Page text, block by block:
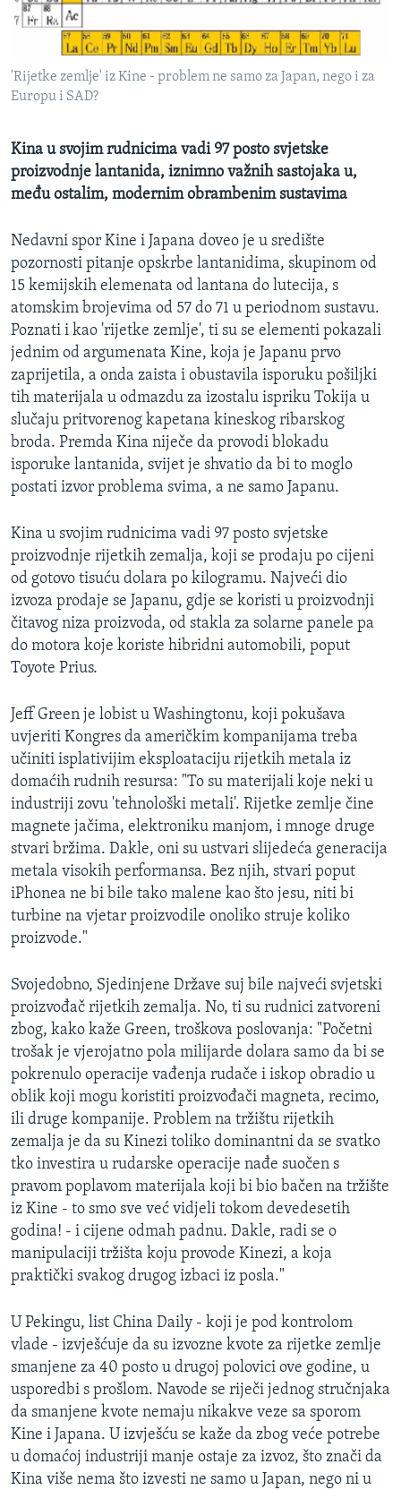
MAGAZIN
O GLASU AMERIKE
Learning English
PRATITE NAS
Jezici
'Rijetke zemlje' iz Kine - problem ne samo za Japan, nego i za
Europu i SAD?
Kina u svojim rudnicima vadi 97 posto svjetske
proizvodnje lantanida, iznimno važnih sastojaka u,
među ostalim, modernim obrambenim sustavima
Nedavni spor Kine i Japana doveo je u središte
pozornosti pitanje opskrbe lantanidima, skupinom od
15 kemijskih elemenata od lantana do lutecija, s
atomskim brojevima od 57 do 71 u periodnom sustavu.
Poznati i kao 'rijetke zemlje', ti su se elementi pokazali
jednim od argumenata Kine, koja je Japanu prvo
zaprijetila, a onda zaista i obustavila isporuku pošiljki
tih materijala u odmazdu za izostalu ispriku Tokija u
slučaju pritvorenog kapetana kineskog ribarskog
broda. Premda Kina niječe da provodi blokadu
isporuke lantanida, svijet je shvatio da bi to moglo
postati izvor problema svima, a ne samo Japanu.
Kina u svojim rudnicima vadi 97 posto svjetske
proizvodnje rijetkih zemalja, koji se prodaju po cijeni
od gotovo tisuću dolara po kilogramu. Najveći dio
izvoza prodaje se Japanu, gdje se koristi u proizvodnji
čitavog niza proizvoda, od stakla za solarne panele pa
do motora koje koriste hibridni automobili, poput
Toyote Prius.
Jeff Green je lobist u Washingtonu, koji pokušava
uvjeriti Kongres da američkim kompanijama treba
učiniti isplativijim eksploataciju rijetkih metala iz
domaćih rudnih resursa: "To su materijali koje neki u
industriji zovu 'tehnološki metali'. Rijetke zemlje čine
magnete jačima, elektroniku manjom, i mnoge druge
stvari bržima. Dakle, oni su ustvari slijedeća generacija
metala visokih performansa. Bez njih, stvari poput
iPhonea ne bi bile tako malene kao što jesu, niti bi
turbine na vjetar proizvodile onoliko struje koliko
proizvode."
Svojedobno, Sjedinjene Države suj bile najveći svjetski
proizvođač rijetkih zemalja. No, ti su rudnici zatvoreni
zbog, kako kaže Green, troškova poslovanja: "Početni
trošak je vjerojatno pola milijarde dolara samo da bi se
pokrenulo operacije vađenja rudače i iskop obradio u
oblik koji mogu koristiti proizvođači magneta, recimo,
ili druge kompanije. Problem na tržištu rijetkih
zemalja je da su Kinezi toliko dominantni da se svatko
tko investira u rudarske operacije nađe suočen s
pravom poplavom materijala koji bi bio bačen na tržište
iz Kine - to smo sve već vidjeli tokom devedesetih
godina! - i cijene odmah padnu. Dakle, radi se o
manipulaciji tržišta koju provode Kinezi, a koja
praktički svakog drugog izbaci iz posla."
U Pekingu, list China Daily - koji je pod kontrolom
vlade - izvješćuje da su izvozne kvote za rijetke zemlje
smanjene za 40 posto u drugoj polovici ove godine, u
usporedbi s prošlom. Navode se riječi jednog stručnjaka
da smanjene kvote nemaju nikakve veze sa sporom
Kine i Japana. U izvješću se kaže da zbog veće potrebe
u domaćoj industriji manje ostaje za izvoz, što znači da
Kina više nema što izvesti ne samo u Japan, nego ni u